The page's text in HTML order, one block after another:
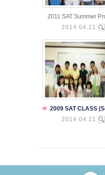
2011 SAT Summer
2014.04.21
2009 SAT CLASS
2014.04.21